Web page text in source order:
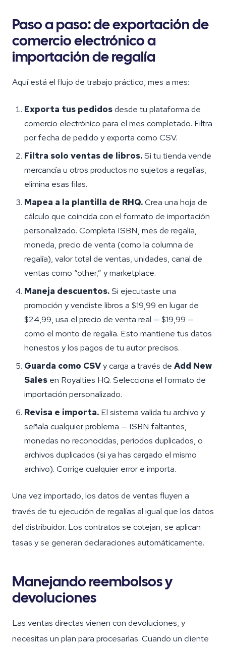
Paso a paso: de exportación de
comercio electrónico a
importación de regalía
Aquí está el flujo de trabajo práctico, mes a mes:
Exporta tus pedidosdesde tu plataforma de
comercio electrónico para el mes completado. Filtra
por fecha de pedido y exporta como CSV.
Filtra solo ventas de libros.Si tu tienda vende
mercancía u otros productos no sujetos a regalías,
elimina esas filas.
Mapea a la plantilla de RHQ.Crea una hoja de
cálculo que coincida con el formato de importación
personalizado. Completa ISBN, mes de regalía,
moneda, precio de venta (como la columna de
regalía), valor total de ventas, unidades, canal de
ventas como “other,” y marketplace.
Maneja descuentos.Si ejecutaste una
promoción y vendiste libros a $19,99 en lugar de
$24,99, usa el precio de venta real — $19,99 —
como el monto de regalía. Esto mantiene tus datos
honestos y los pagos de tu autor precisos.
Guarda como CSVy carga a través de Add New
Sales en Royalties HQ. Selecciona el formato de
importación personalizado.
Revisa e importa. El sistema valida tu archivo y
señala cualquier problema — ISBN faltantes,
monedas no reconocidas, períodos duplicados, o
archivos duplicados (si ya has cargado el mismo
archivo). Corrige cualquier error e importa.
Una vez importado, los datos de ventas fluyen a
través de tu ejecución de regalías al igual que los datos
del distribuidor. Los contratos se cotejan, se aplican
tasas y se generan declaraciones automáticamente.
Manejando reembolsos y
devoluciones
Las ventas directas vienen con devoluciones, y
necesitas un plan para procesarlas. Cuando un cliente